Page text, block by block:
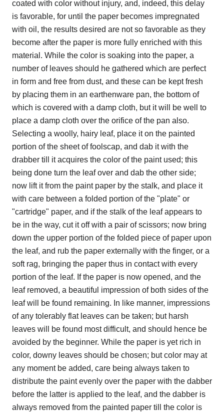
coated with color without injury, and, indeed, this delay
is favorable, for until the paper becomes impregnated
with oil, the results desired are not so favorable as they
become after the paper is more fully enriched with this
material. While the color is soaking into the paper, a
number of leaves should he gathered which are perfect
in form and free from dust, and these can be kept fresh
by placing them in an earthenware pan, the bottom of
which is covered with a damp cloth, but it will be well to
place a damp cloth over the orifice of the pan also.
Selecting a woolly, hairy leaf, place it on the painted
portion of the sheet of foolscap, and dab it with the
drabber till it acquires the color of the paint used; this
being done turn the leaf over and dab the other side;
now lift it from the paint paper by the stalk, and place it
with care between a folded portion of the "plate" or
"cartridge" paper, and if the stalk of the leaf appears to
be in the way, cut it off with a pair of scissors; now bring
down the upper portion of the folded piece of paper upon
the leaf, and rub the paper externally with the finger, or a
soft rag, bringing the paper thus in contact with every
portion of the leaf. If the paper is now opened, and the
leaf removed, a beautiful impression of both sides of the
leaf will be found remaining. In like manner, impressions
of any tolerably flat leaves can be taken; but harsh
leaves will be found most difficult, and should hence be
avoided by the beginner. While the paper is yet rich in
color, downy leaves should be chosen; but color may at
any moment be added, care being always taken to
distribute the paint evenly over the paper with the dabber
before the latter is applied to the leaf, and the dabber is
always removed from the painted paper till the color is